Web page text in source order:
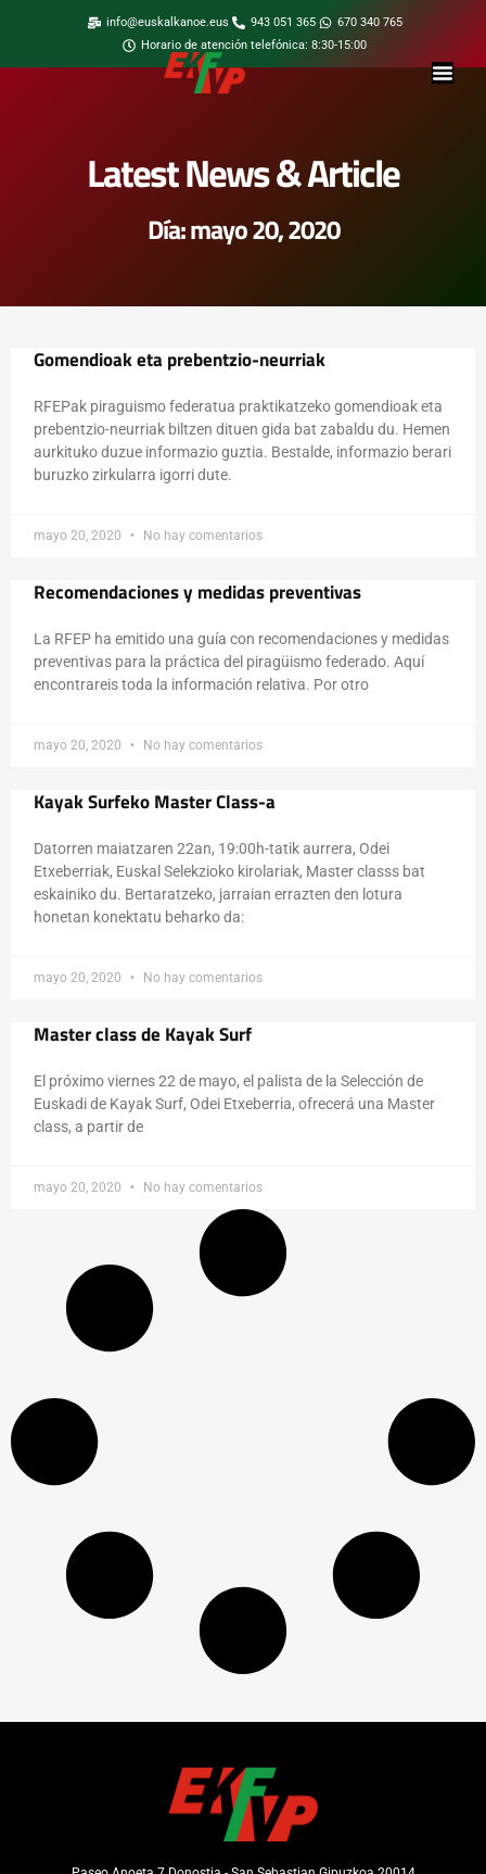
info@euskalkanoe.eus 943 051 365
670 340 765
Horario de atención telefónica: 8:30-15:00
Latest News & Article
Día: mayo 20, 2020
Gomendioak eta prebentzio-neurriak
RFEPak piraguismo federatua praktikatzeko gomendioak eta
prebentzio-neurriak biltzen dituen gida bat zabaldu du. Hemen
aurkituko duzue informazio guztia. Bestalde, informazio berari
buruzko zirkularra igorri dute.
mayo 20, 2020 No hay comentarios
Recomendaciones y medidas preventivas
La RFEP ha emitido una guía con recomendaciones y medidas
preventivas para la práctica del piragüismo federado. Aquí
encontrareis toda la información relativa. Por otro
mayo 20, 2020 No hay comentarios
Kayak Surfeko Master Class-a
Datorren maiatzaren 22an, 19:00h-tatik aurrera, Odei
Etxeberriak, Euskal Selekzioko kirolariak, Master classs bat
eskainiko du. Bertaratzeko, jarraian errazten den lotura
honetan konektatu beharko da:
mayo 20, 2020 No hay comentarios
Master class de Kayak Surf
El próximo viernes 22 de mayo, el palista de la Selección de
Euskadi de Kayak Surf, Odei Etxeberria, ofrecerá una Master
class, a partir de
mayo 20, 2020 No hay comentarios